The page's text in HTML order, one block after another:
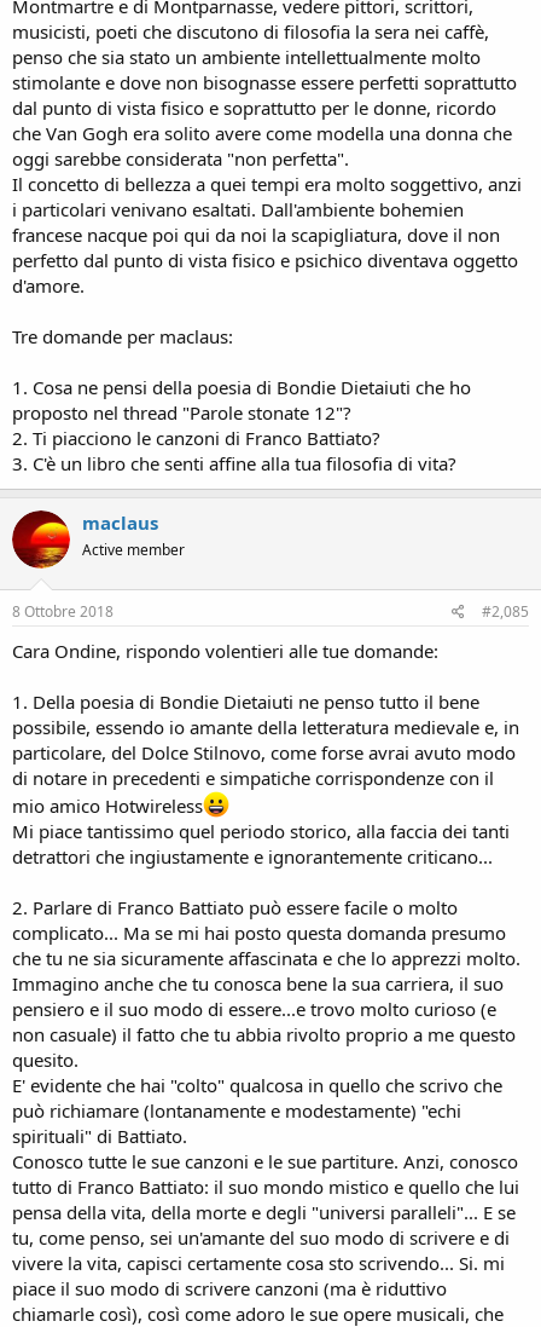
Montmartre e di Montparnasse, vedere pittori, scrittori,
musicisti, poeti che discutono di filosofia la sera nei caffè,
penso che sia stato un ambiente intellettualmente molto
stimolante e dove non bisognasse essere perfetti soprattutto
dal punto di vista fisico e soprattutto per le donne, ricordo
che Van Gogh era solito avere come modella una donna che
oggi sarebbe considerata "non perfetta".
Il concetto di bellezza a quei tempi era molto soggettivo, anzi
i particolari venivano esaltati. Dall'ambiente bohemien
francese nacque poi qui da noi la scapigliatura, dove il non
perfetto dal punto di vista fisico e psichico diventava oggetto
d'amore.
Tre domande per maclaus:
1. Cosa ne pensi della poesia di Bondie Dietaiuti che ho
proposto nel thread "Parole stonate 12"?
2. Ti piacciono le canzoni di Franco Battiato?
3. C'è un libro che senti affine alla tua filosofia di vita?
maclaus
Active member
8 Ottobre 2018 #2,085
Cara Ondine, rispondo volentieri alle tue domande:
1. Della poesia di Bondie Dietaiuti ne penso tutto il bene
possibile, essendo io amante della letteratura medievale e, in
particolare, del Dolce Stilnovo, come forse avrai avuto modo
di notare in precedenti e simpatiche corrispondenze con il
mio amico Hotwireless
Mi piace tantissimo quel periodo storico, alla faccia dei tanti
detrattori che ingiustamente e ignorantemente criticano...
2. Parlare di Franco Battiato può essere facile o molto
complicato... Ma se mi hai posto questa domanda presumo
che tu ne sia sicuramente affascinata e che lo apprezzi molto.
Immagino anche che tu conosca bene la sua carriera, il suo
pensiero e il suo modo di essere...e trovo molto curioso (e
non casuale) il fatto che tu abbia rivolto proprio a me questo
quesito.
E' evidente che hai "colto" qualcosa in quello che scrivo che
può richiamare (lontanamente e modestamente) "echi
spirituali" di Battiato.
Conosco tutte le sue canzoni e le sue partiture. Anzi, conosco
tutto di Franco Battiato: il suo mondo mistico e quello che lui
pensa della vita, della morte e degli "universi paralleli"... E se
tu, come penso, sei un'amante del suo modo di scrivere e di
vivere la vita, capisci certamente cosa sto scrivendo... Si. mi
piace il suo modo di scrivere canzoni (ma è riduttivo
chiamarle così), così come adoro le sue opere musicali, che